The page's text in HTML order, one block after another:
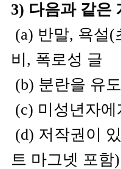
3) 다음과 같은
(a) 반말, 욕설(
비 , 폭로성 글
(b) 분란을 유
(c) 미성년자에
(d) 저작권이
트 마그넷 포함)